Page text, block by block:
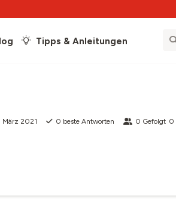
Tipps & Anleitungen
März 2021 0 beste Antworten 0 Gefolgt 0